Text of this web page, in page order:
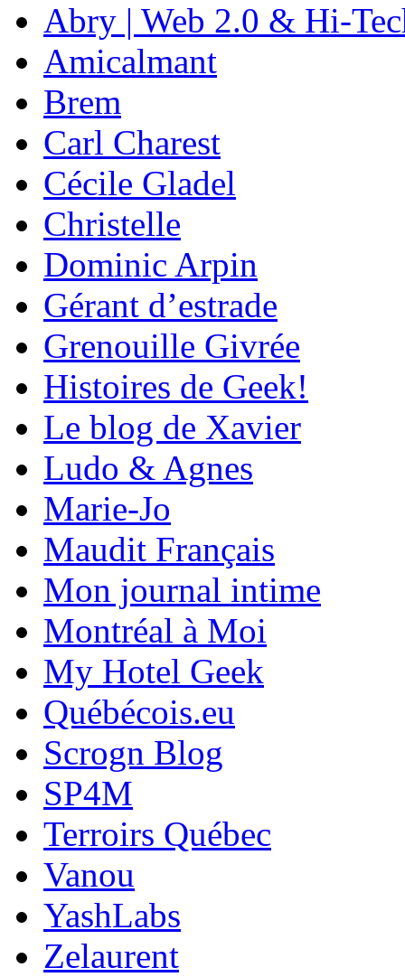
Abry | Web 2.0 & Hi-
Amicalmant
Brem
Carl Charest
Cécile Gladel
Christelle
Dominic Arpin
Gérant d’estrade
Grenouille Givrée
Histoires de Geek!
Le blog de Xavier
Ludo & Agnes
Marie-Jo
Maudit Français
Mon journal intime
Montréal à Moi
My Hotel Geek
Québécois.eu
Scrogn Blog
SP4M
Terroirs Québec
Vanou
YashLabs
Zelaurent